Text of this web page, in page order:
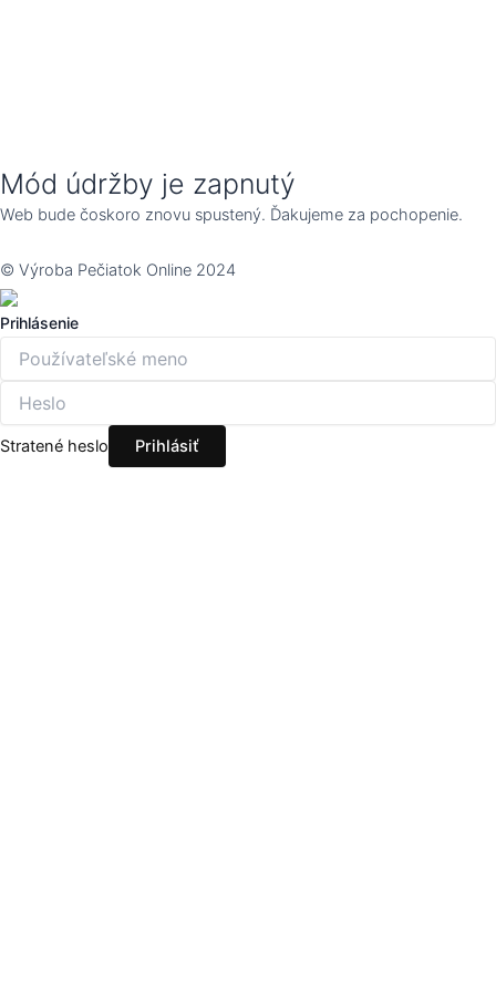
Mód údržby je zapnutý
Web bude čoskoro znovu spustený. Ďakujeme za pochopenie.
© Výroba Pečiatok Online 2024
Prihlásenie
Stratené heslo